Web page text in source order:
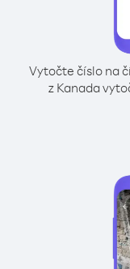
Vytočte číslo na
z Kanada